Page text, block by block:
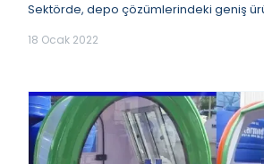
Sektörde, depo çözümlerindeki geniş
18 Ocak 2022